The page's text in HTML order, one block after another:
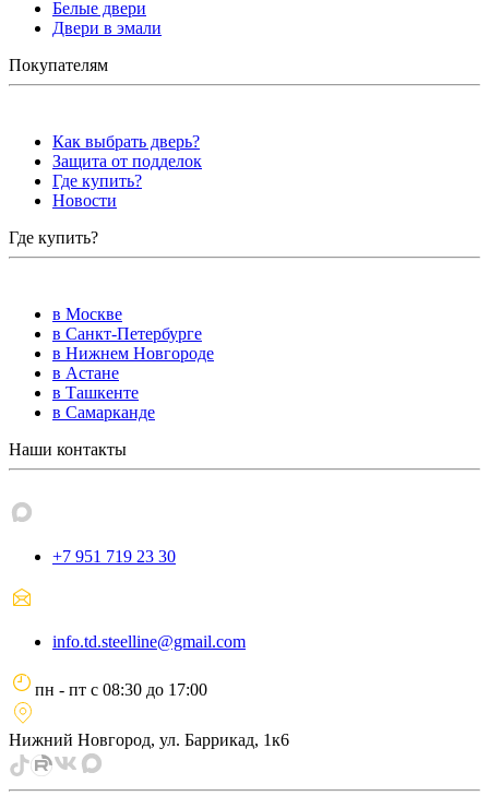
Белые двери
Двери в эмали
Покупателям
Как выбрать дверь?
Защита от подделок
Где купить?
Новости
Где купить?
в Москве
в Санкт-Петербурге
в Нижнем Новгороде
в Астане
в Ташкенте
в Самарканде
Наши контакты
+7 951 719 23 30
info.td.steelline@gmail.com
пн - пт с 08:30 до 17:00
Нижний Новгород, ул. Баррикад, 1к6